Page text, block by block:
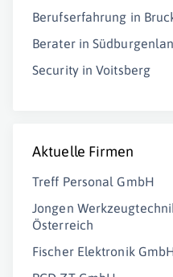
Berufserfahrung in
Berater in
Security in Voitsberg
Aktuelle Firmen
Treff Personal GmbH
Jongen
Österreich
Fischer Elektronik